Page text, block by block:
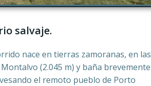
salvaje.
nace en tierras zamoranas, en las
(2.045 m) y baña brevemente
el remoto pueblo de Porto